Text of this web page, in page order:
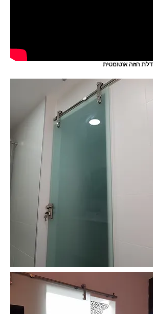
דלת הזזה אוטומטית